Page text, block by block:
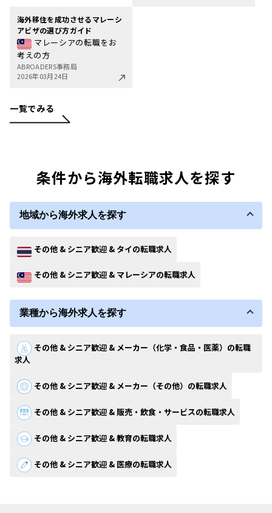
海外移住を成功させるマレーシ
アビザの選び方ガイド
マレーシアの転職をお
考えの方
ABROADERS事務局
2026年03月24日
一覧でみる
条件から海外転職求人を探す
地域から海外求人を探す
その他 & シニア歓迎 & タイの転職求人
その他 & シニア歓迎 & マレーシアの転職求人
業種から海外求人を探す
その他 & シニア歓迎 & メーカー（化学・食品・医薬）の転職
求人
その他 & シニア歓迎 & メーカー（その他）の転職求人
その他 & シニア歓迎 & 販売・飲食・サービスの転職求人
その他 & シニア歓迎 & 教育の転職求人
その他 & シニア歓迎 & 医療の転職求人